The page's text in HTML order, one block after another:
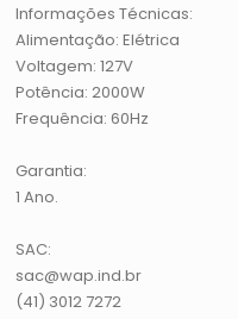
Informações Técnicas:
Alimentação: Elétrica
Voltagem: 127V
Potência: 2000W
Frequência: 60Hz
Garantia:
1 Ano.
SAC:
sac@wap.ind.br
(41) 3012 7272